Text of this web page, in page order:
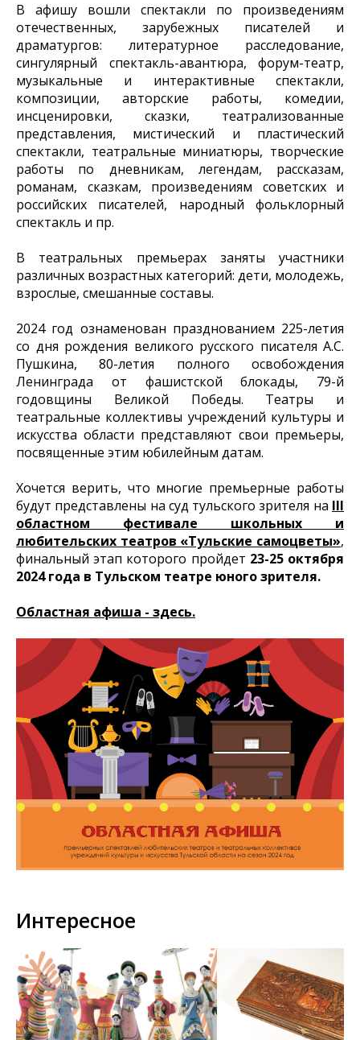
В афишу вошли спектакли по произведениям
отечественных, зарубежных писателей и
драматургов: литературное расследование,
сингулярный спектакль-авантюра, форум-театр,
музыкальные и интерактивные спектакли,
композиции, авторские работы, комедии,
инсценировки, сказки, театрализованные
представления, мистический и пластический
спектакли, театральные миниатюры, творческие
работы по дневникам, легендам, рассказам,
романам, сказкам, произведениям советских и
российских писателей, народный фольклорный
спектакль и пр.
В театральных премьерах заняты участники
различных возрастных категорий: дети, молодежь,
взрослые, смешанные составы.
2024 год ознаменован празднованием 225-летия
со дня рождения великого русского писателя А.С.
Пушкина, 80-летия полного освобождения
Ленинграда от фашистской блокады, 79-й
годовщины Великой Победы. Театры и
театральные коллективы учреждений культуры и
искусства области представляют свои премьеры,
посвященные этим юбилейным датам.
Хочется верить, что многие премьерные работы
будут представлены на суд тульского зрителя на III
областном фестивале школьных и
любительских театров «Тульские самоцветы»,
финальный этап которого пройдет 23-25 октября
2024 года в Тульском театре юного зрителя.
Областная афиша - здесь.
Интересное